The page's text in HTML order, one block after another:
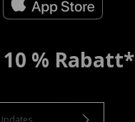
10 % Rabatt*